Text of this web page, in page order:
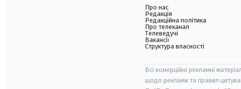
Про нас
Редакція
Редакційна політика
Про телеканал
Телеведучі
Вакансії
Структура власності
Всі комерційні рекламні
щодо реклами та правил